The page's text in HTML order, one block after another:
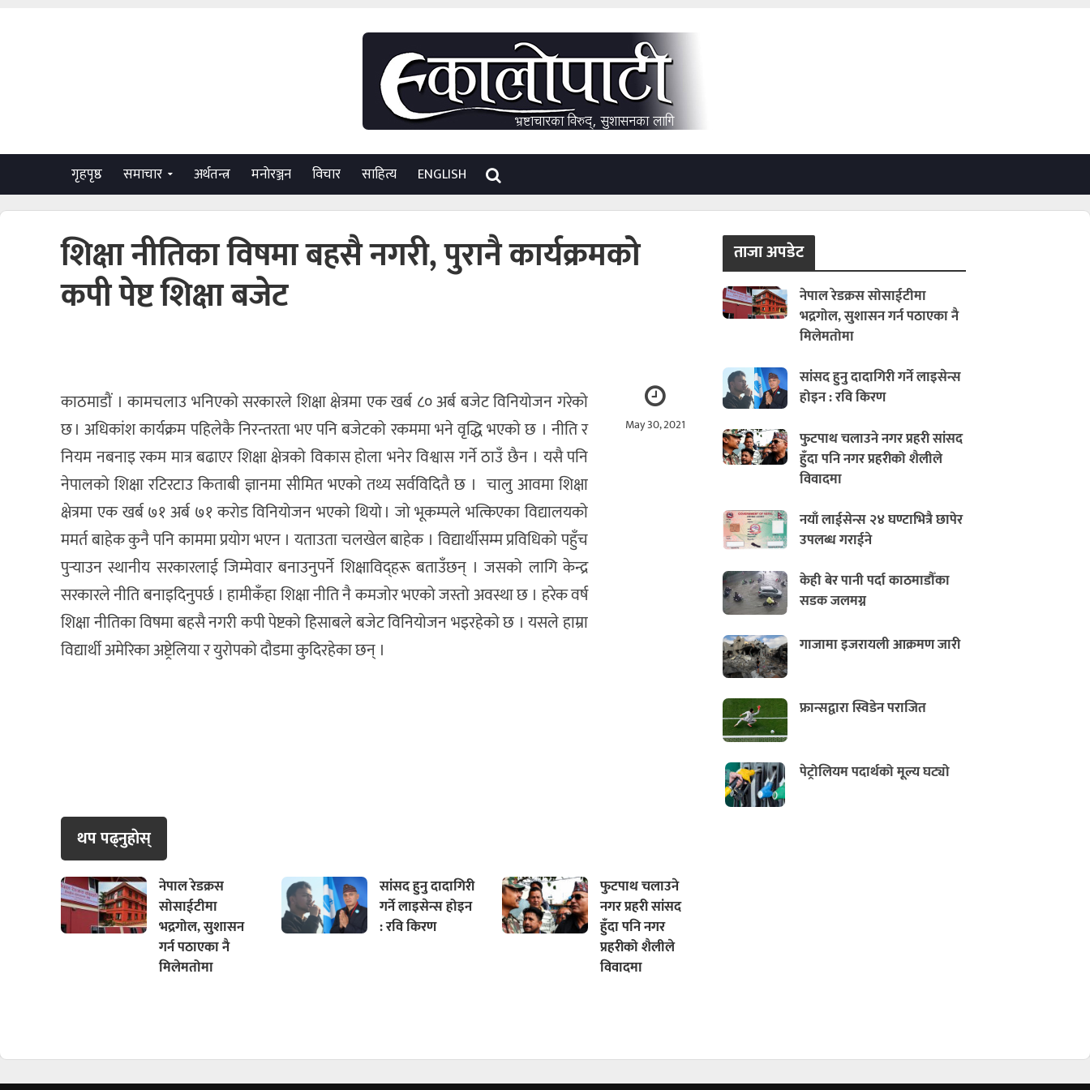
गृहपृष्ठ समाचार अर्थतन्त्र मनाेरञ्जन विचार साहित्य ENGLISH
शिक्षा नीतिका विषमा बहसै नगरी, पुरानै कार्यक्रमको
कपी पेष्ट शिक्षा बजेट
May 30, 2021
काठमाडाैं । कामचलाउ भनिएको सरकारले शिक्षा क्षेत्रमा एक खर्ब ८० अर्ब बजेट विनियोजन गरेको
छ । अधिकांश कार्यक्रम पहिलेकै निरन्तरता भए पनि बजेटको रकममा भने वृद्धि भएकाे छ । नीति र
नियम नबनाइ रकम मात्र बढाएर शिक्षा क्षेत्रको विकास होला भनेर विश्वास गर्ने ठाउँ छैन । यसै पनि
नेपालको शिक्षा रटिरटाउ किताबी ज्ञानमा सीमित भएकाे तथ्य सर्वविदितै छ । चालु आवमा शिक्षा
क्षेत्रमा एक खर्ब ७१ अर्ब ७१ करोड विनियोजन भएको थियो । जो भूकम्पले भत्किएका विद्यालयको
ममर्त बाहेक कुनै पनि काममा प्रयोग भएन । यताउता चलखेल बाहेक । विद्यार्थीसम्म प्रविधिको पहुँच
पुर्‍याउन स्थानीय सरकारलाई जिम्मेवार बनाउनुपर्ने शिक्षाविद्हरू बताउँछन् । जसको लागि केन्द्र
सरकारले नीति बनाइदिनुपर्छ । हामीकँहा शिक्षा नीति नै कमजोर भएको जस्तो अवस्था छ । हरेक वर्ष
शिक्षा नीतिका विषमा बहसै नगरी कपी पेष्टको हिसाबले बजेट विनियोजन भइरहेको छ । यसले हाम्रा
विद्यार्थी अमेरिका अष्ट्रेलिया र युराेपको दाैडमा कुदिरहेका छन् ।
थप पढ्नुहाेस्
नेपाल रेडक्रस
सोसाईटीमा
भद्रगोल, सुशासन
गर्न पठाएका नै
मिलेमतोमा
सांसद हुनु दादागिरी
गर्ने लाइसेन्स होइन
: रवि किरण
फुटपाथ चलाउने
नगर प्रहरी सांसद
हुँदा पनि नगर
प्रहरीको शैलीले
विवादमा
ताजा अपडेट
नेपाल रेडक्रस सोसाईटीमा
भद्रगोल, सुशासन गर्न पठाएका नै
मिलेमतोमा
सांसद हुनु दादागिरी गर्ने लाइसेन्स
होइन : रवि किरण
फुटपाथ चलाउने नगर प्रहरी सांसद
हुँदा पनि नगर प्रहरीको शैलीले
विवादमा
नयाँ लाईसेन्स २४ घण्टाभित्रै छापेर
उपलब्ध गराईने
केही बेर पानी पर्दा काठमाडौँका
सडक जलमग्न
गाजामा इजरायली आक्रमण जारी
फ्रान्सद्वारा स्विडेन पराजित
पेट्रोलियम पदार्थको मूल्य घट्यो